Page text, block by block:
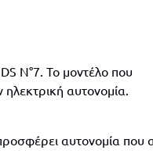
N°7. Το μοντέλο που
αυτονομία.
αυτονομία που